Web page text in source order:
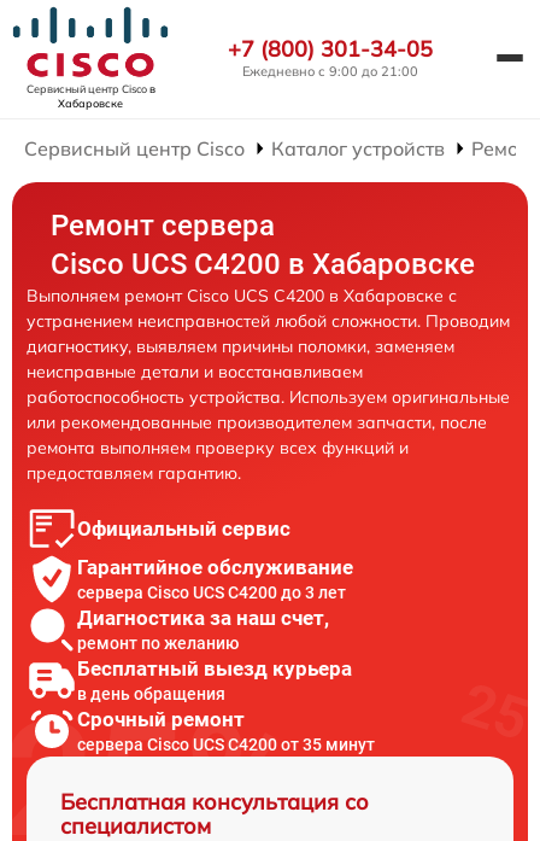
Сервисный центр Ciscoв
Хабаровске
+7 (800) 301-34-05
Ежедневно с 9:00 до 21:00
Сервисный центр Cisco Каталог устройств
Ремонт сервера
Cisco UCS C4200 в Хабаровске
Выполняем ремонт Cisco UCS C4200 в Хабаровске с
устранением неисправностей любой сложности. Проводим
диагностику, выявляем причины поломки, заменяем
неисправные детали и восстанавливаем
работоспособность устройства. Используем оригинальные
или рекомендованные производителем запчасти, после
ремонта выполняем проверку всех функций и
предоставляем гарантию.
Официальный сервис
Гарантийное обслуживание
сервера Cisco UCS C4200 до 3 лет
Диагностика за наш счет,
ремонт по желанию
Бесплатный выезд курьера
в день обращения
Срочный ремонт
сервера Cisco UCS C4200 от 35 минут
Бесплатная консультация со
специалистом